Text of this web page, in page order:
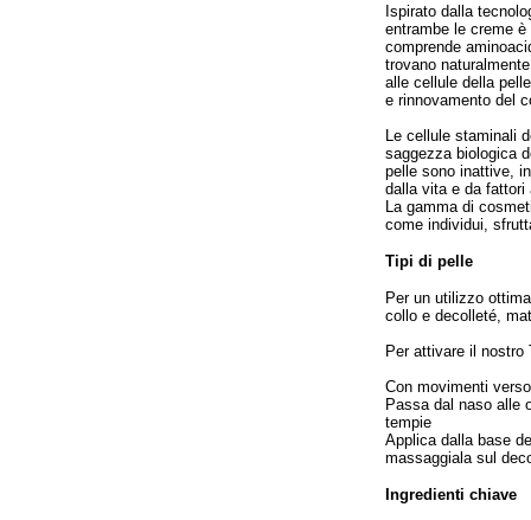
Ispirato dalla
entrambe le creme
comprende
trovano
alle cellule della
e rinnovamento del
Le cellule staminali
saggezza biologica
pelle sono inattive,
dalla vita e da fattori
La gamma di
come individui,
Tipi di pelle
Per un utilizzo
collo e decolleté,
Per attivare il
Con movimenti
Passa dal naso alle
tempie
Applica dalla base
massaggiala sul
Ingredienti chiave